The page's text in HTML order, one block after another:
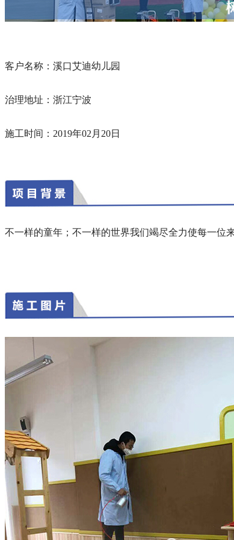
客户名称：溪口艾迪幼儿园
治理地址：浙江宁波
施工时间： 2019年02月20日
不一样的童年；不一样的世界我们竭尽全力使每一位